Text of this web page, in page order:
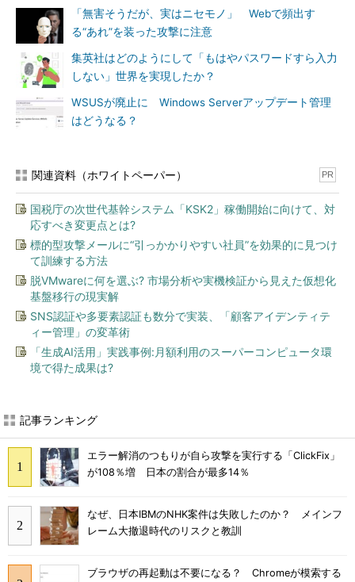
「無害そうだが、実はニセモノ」 Webで頻出す
る“あれ”を装った攻撃に注意
集英社はどのようにして「もはやパスワードすら入力
しない」世界を実現したか？
WSUSが廃止に Windows Serverアップデート管理
はどうなる？
関連資料（ホワイトペーパー） PR
国税庁の次世代基幹システム「KSK2」稼働開始に向けて、対
応すべき変更点とは?
標的型攻撃メールに“引っかかりやすい社員”を効果的に見つけ
て訓練する方法
脱VMwareに何を選ぶ? 市場分析や実機検証から見えた仮想化
基盤移行の現実解
SNS認証や多要素認証も数分で実装、「顧客アイデンティテ
ィー管理」の変革術
「生成AI活用」実践事例:月額利用のスーパーコンピュータ環
境で得た成果は?
記事ランキング
エラー解消のつもりが自ら攻撃を実行する「ClickFix」
が108％増 日本の割合が最多14％
なぜ、日本IBMのNHK案件は失敗したのか？ メインフ
レーム大撤退時代のリスクと教訓
ブラウザの再起動は不要になる？ Chromeが模索する